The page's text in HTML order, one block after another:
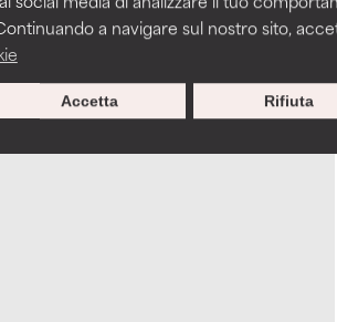
a navigare sul nostro sito,
Rifiuta
Accetta